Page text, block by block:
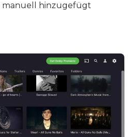
manuell hinzugefügt